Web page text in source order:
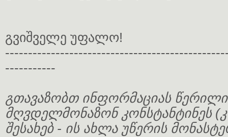
გვიშველე უფალო!
-----------
გთავაზობთ ინფორმაციას
მღვდელმონაზონ კონსტანტინეს
შესახებ - ის ახლა უწერის